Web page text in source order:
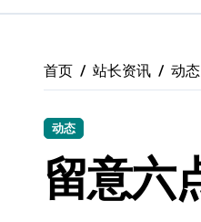
容器技
容器化
基于系
首页 站长资讯 动态
动态
留意六